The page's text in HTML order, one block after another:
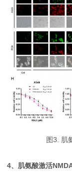
图3. 肌
4、肌氨酸激活